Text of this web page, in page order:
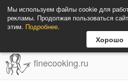
Мы используем файлы cookie для
рекламы. Продолжая пользоваться
этим. Подробнее.
Хорошо
finecooking.ru